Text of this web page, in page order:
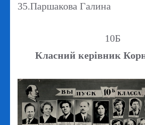
35.Паршакова Галина
10Б
Класний керівник